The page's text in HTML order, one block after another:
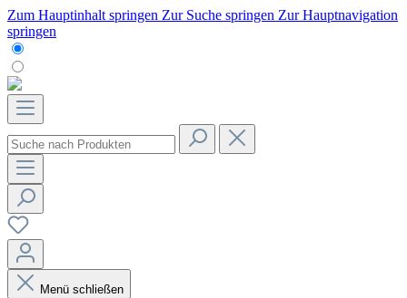
Zum Hauptinhalt springen Zur Suche springen Zur Hauptnavigation
springen
Menü schließen